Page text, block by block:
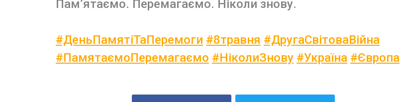
Пам’ятаємо. Перемагаємо. Ніколи знову.
#ДеньПамятіТаПеремоги #8травня #ДругаСвітоваВійна
#ПамятаємоПеремагаємо #НіколиЗнову #Україна #Європа